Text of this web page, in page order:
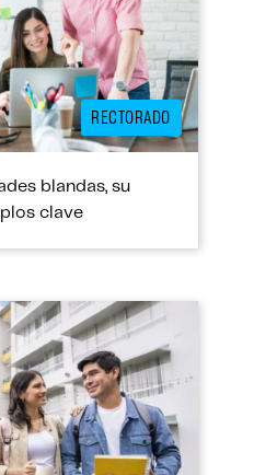
RECTORADO
blandas, su
clave